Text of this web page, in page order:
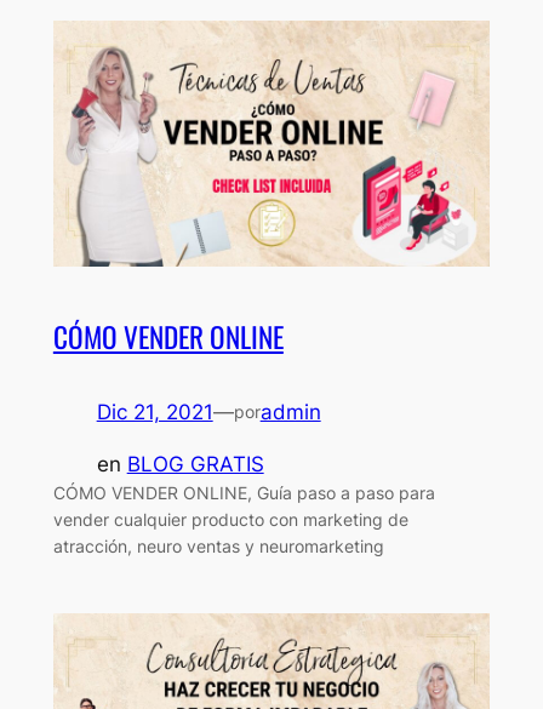
CÓMO VENDER ONLINE
Dic 21, 2021—poradmin
en BLOG GRATIS
CÓMO VENDER ONLINE, Guía paso a paso para
vender cualquier producto con marketing de
atracción, neuro ventas y neuromarketing